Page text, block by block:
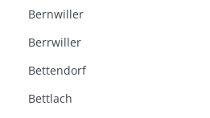
Bernwiller
Berrwiller
Bettendorf
Bettlach